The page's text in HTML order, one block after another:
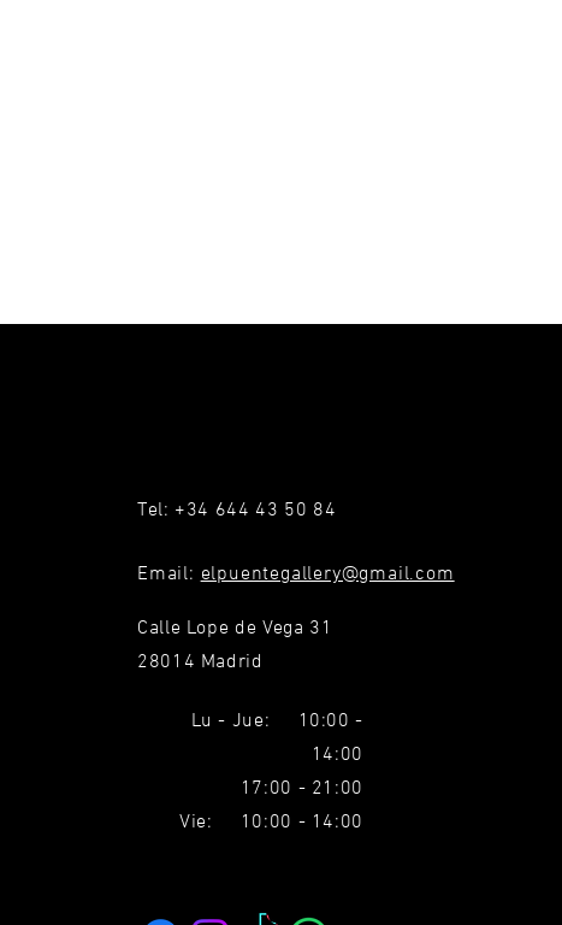
Tel: +34 644 43 50 84
Email: elpuentegallery@gmail.com
Calle Lope de Vega 31
28014 Madrid
Lu - Jue: 10:00 -
14:00
17:00 - 21:00
Vie: 10:00 - 14:00